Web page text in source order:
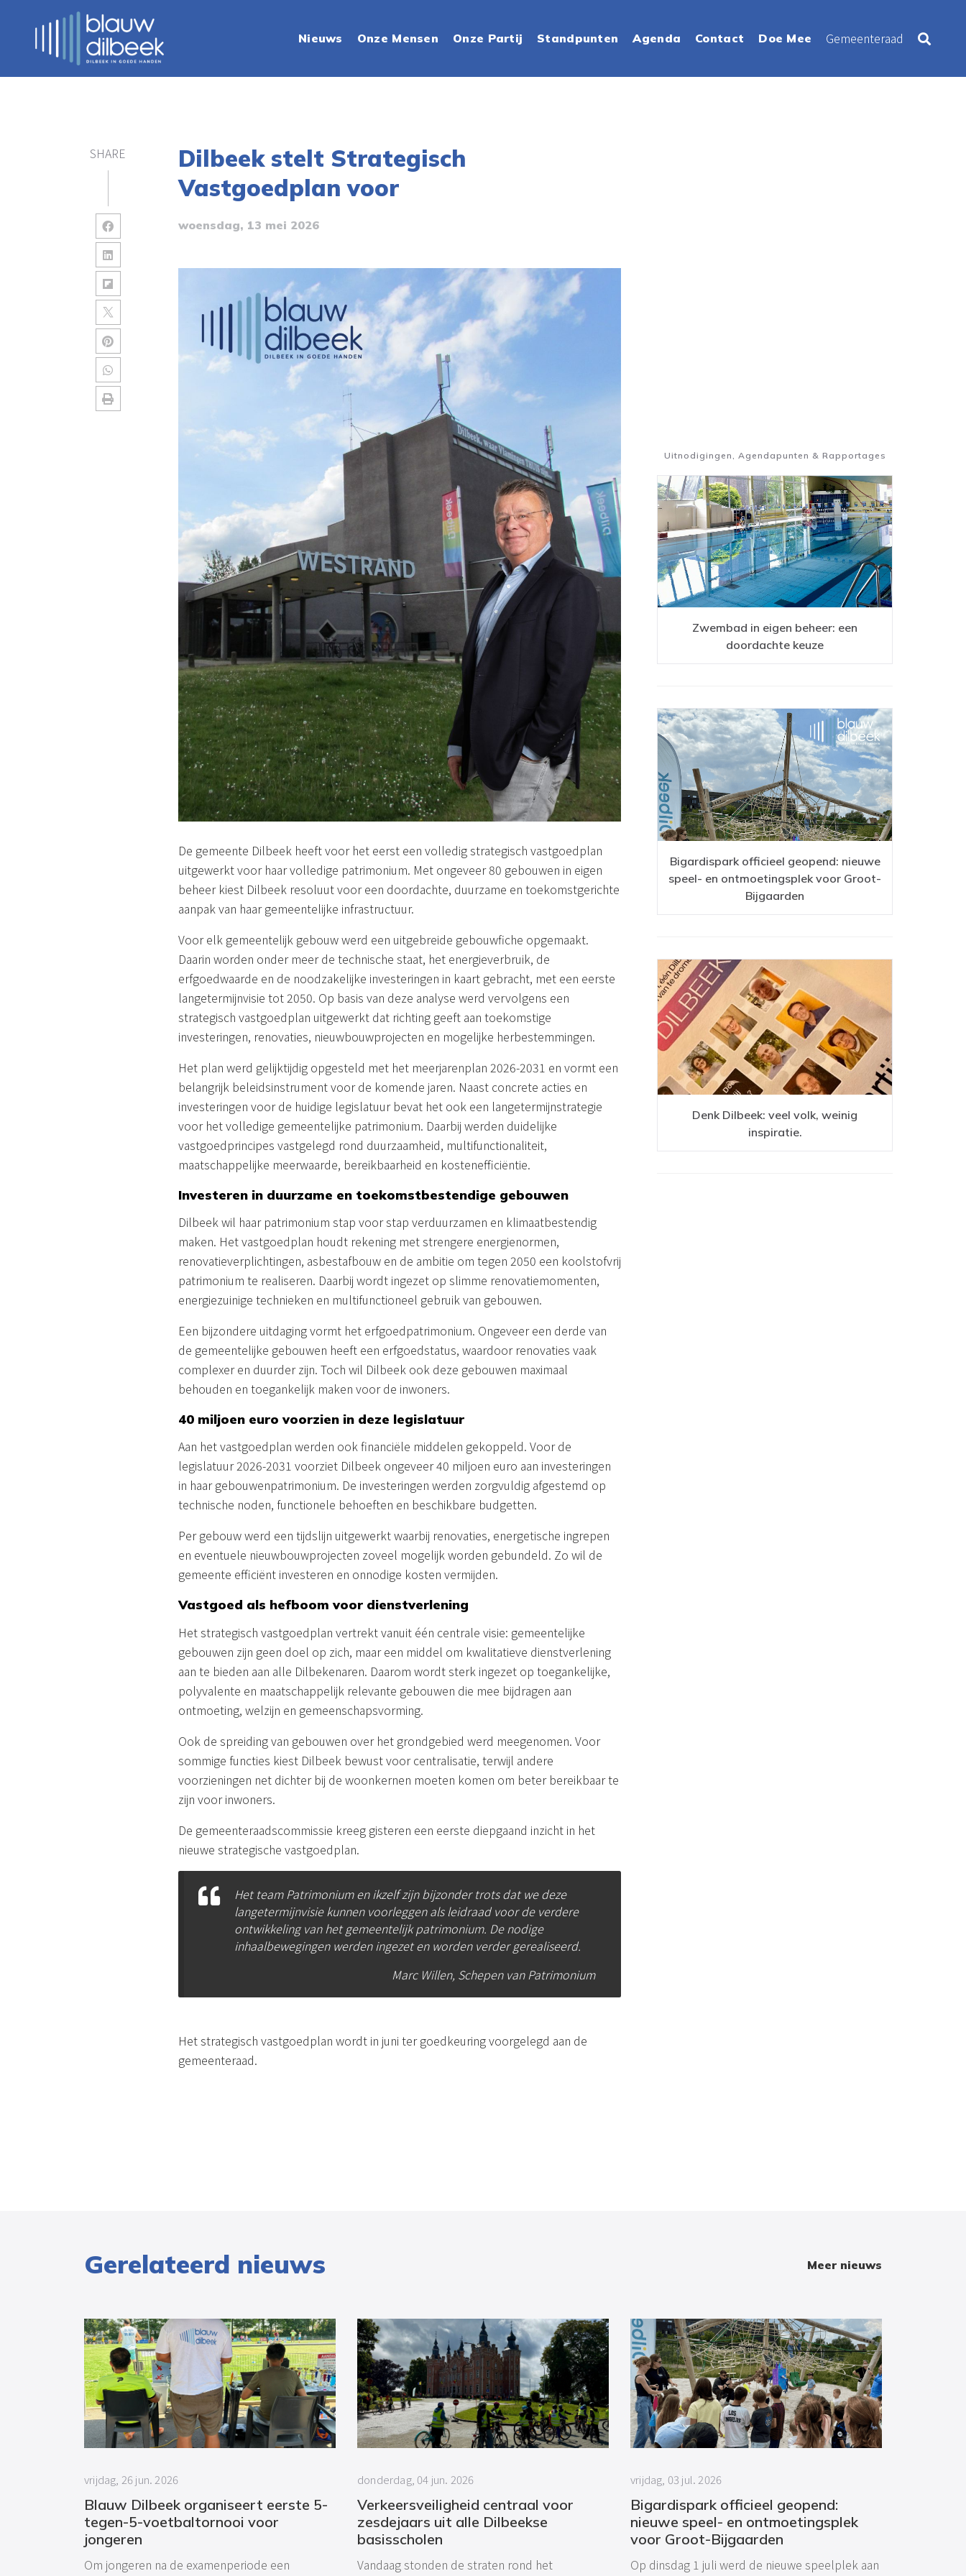
Nieuws Onze Mensen Onze Partij Standpunten Agenda Contact Doe Mee Gemeenteraad
SHARE
Dilbeek stelt Strategisch
Vastgoedplan voor
woensdag, 13 mei 2026
De gemeente Dilbeek heeft voor het eerst een volledig strategisch vastgoedplan
uitgewerkt voor haar volledige patrimonium. Met ongeveer 80 gebouwen in eigen
beheer kiest Dilbeek resoluut voor een doordachte, duurzame en toekomstgerichte
aanpak van haar gemeentelijke infrastructuur.
Voor elk gemeentelijk gebouw werd een uitgebreide gebouwfiche opgemaakt.
Daarin worden onder meer de technische staat, het energieverbruik, de
erfgoedwaarde en de noodzakelijke investeringen in kaart gebracht, met een eerste
langetermijnvisie tot 2050. Op basis van deze analyse werd vervolgens een
strategisch vastgoedplan uitgewerkt dat richting geeft aan toekomstige
investeringen, renovaties, nieuwbouwprojecten en mogelijke herbestemmingen.
Het plan werd gelijktijdig opgesteld met het meerjarenplan 2026-2031 en vormt een
belangrijk beleidsinstrument voor de komende jaren. Naast concrete acties en
investeringen voor de huidige legislatuur bevat het ook een langetermijnstrategie
voor het volledige gemeentelijke patrimonium. Daarbij werden duidelijke
vastgoedprincipes vastgelegd rond duurzaamheid, multifunctionaliteit,
maatschappelijke meerwaarde, bereikbaarheid en kostenefficiëntie.
Investeren in duurzame en toekomstbestendige gebouwen
Dilbeek wil haar patrimonium stap voor stap verduurzamen en klimaatbestendig
maken. Het vastgoedplan houdt rekening met strengere energienormen,
renovatieverplichtingen, asbestafbouw en de ambitie om tegen 2050 een koolstofvrij
patrimonium te realiseren. Daarbij wordt ingezet op slimme renovatiemomenten,
energiezuinige technieken en multifunctioneel gebruik van gebouwen.
Een bijzondere uitdaging vormt het erfgoedpatrimonium. Ongeveer een derde van
de gemeentelijke gebouwen heeft een erfgoedstatus, waardoor renovaties vaak
complexer en duurder zijn. Toch wil Dilbeek ook deze gebouwen maximaal
behouden en toegankelijk maken voor de inwoners.
40 miljoen euro voorzien in deze legislatuur
Aan het vastgoedplan werden ook financiële middelen gekoppeld. Voor de
legislatuur 2026-2031 voorziet Dilbeek ongeveer 40 miljoen euro aan investeringen
in haar gebouwenpatrimonium. De investeringen werden zorgvuldig afgestemd op
technische noden, functionele behoeften en beschikbare budgetten.
Per gebouw werd een tijdslijn uitgewerkt waarbij renovaties, energetische ingrepen
en eventuele nieuwbouwprojecten zoveel mogelijk worden gebundeld. Zo wil de
gemeente efficiënt investeren en onnodige kosten vermijden.
Vastgoed als hefboom voor dienstverlening
Het strategisch vastgoedplan vertrekt vanuit één centrale visie: gemeentelijke
gebouwen zijn geen doel op zich, maar een middel om kwalitatieve dienstverlening
aan te bieden aan alle Dilbekenaren. Daarom wordt sterk ingezet op toegankelijke,
polyvalente en maatschappelijk relevante gebouwen die mee bijdragen aan
ontmoeting, welzijn en gemeenschapsvorming.
Ook de spreiding van gebouwen over het grondgebied werd meegenomen. Voor
sommige functies kiest Dilbeek bewust voor centralisatie, terwijl andere
voorzieningen net dichter bij de woonkernen moeten komen om beter bereikbaar te
zijn voor inwoners.
De gemeenteraadscommissie kreeg gisteren een eerste diepgaand inzicht in het
nieuwe strategische vastgoedplan.
Het team Patrimonium en ikzelf zijn bijzonder trots dat we deze
langetermijnvisie kunnen voorleggen als leidraad voor de verdere
ontwikkeling van het gemeentelijk patrimonium. De nodige
inhaalbewegingen werden ingezet en worden verder gerealiseerd.
Marc Willen, Schepen van Patrimonium
Het strategisch vastgoedplan wordt in juni ter goedkeuring voorgelegd aan de
gemeenteraad.
Uitnodigingen, Agendapunten & Rapportages
Zwembad in eigen beheer: een
doordachte keuze
Bigardispark officieel geopend: nieuwe
speel- en ontmoetingsplek voor Groot-
Bijgaarden
Denk Dilbeek: veel volk, weinig
inspiratie.
Gerelateerd nieuws Meer nieuws
Blauw Dilbeek organiseert eerste 5-
tegen-5-voetbaltornooi voor
jongeren
vrijdag, 26 jun. 2026
Om jongeren na de examenperiode een
Verkeersveiligheid centraal voor
zesdejaars uit alle Dilbeekse
basisscholen
donderdag, 04 jun. 2026
Vandaag stonden de straten rond het
Bigardispark officieel geopend:
nieuwe speel- en ontmoetingsplek
voor Groot-Bijgaarden
vrijdag, 03 jul. 2026
Op dinsdag 1 juli werd de nieuwe speelplek aan